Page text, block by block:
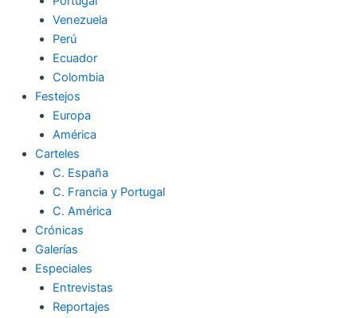
Venezuela
Perú
Ecuador
Colombia
Festejos
Europa
América
Carteles
C. España
C. Francia y Portugal
C. América
Crónicas
Galerías
Especiales
Entrevistas
Reportajes